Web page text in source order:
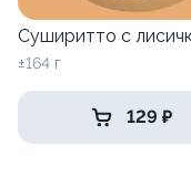
Суширитто с
±164 г
129 ₽